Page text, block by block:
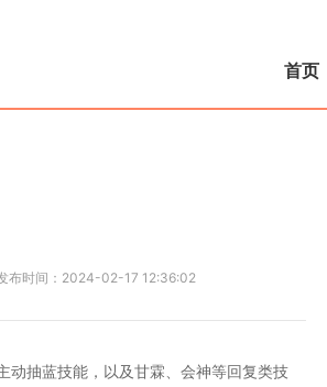
首页
布时间： 2024-02-17 12:36:02
动抽蓝技能，以及甘霖、会神等回复类技